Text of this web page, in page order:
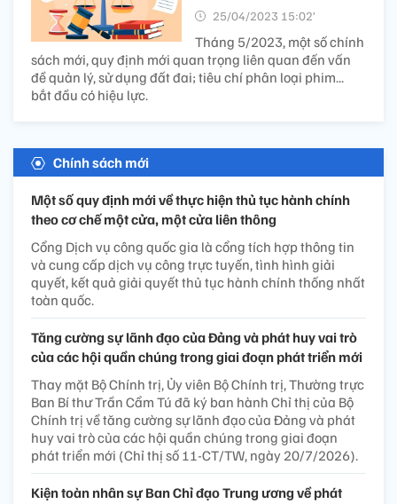
25/04/2023 15:02’
Tháng 5/2023, một số chính
sách mới, quy định mới quan trọng liên quan đến vấn
đề quản lý, sử dụng đất đai; tiêu chí phân loại phim...
bắt đầu có hiệu lực.
Chính sách mới
Một số quy định mới về thực hiện thủ tục hành chính
theo cơ chế một cửa, một cửa liên thông
Cổng Dịch vụ công quốc gia là cổng tích hợp thông tin
và cung cấp dịch vụ công trực tuyến, tình hình giải
quyết, kết quả giải quyết thủ tục hành chính thống nhất
toàn quốc.
Tăng cường sự lãnh đạo của Đảng và phát huy vai trò
của các hội quần chúng trong giai đoạn phát triển mới
Thay mặt Bộ Chính trị, Ủy viên Bộ Chính trị, Thường trực
Ban Bí thư Trần Cẩm Tú đã ký ban hành Chỉ thị của Bộ
Chính trị về tăng cường sự lãnh đạo của Đảng và phát
huy vai trò của các hội quần chúng trong giai đoạn
phát triển mới (Chỉ thị số 11-CT/TW, ngày 20/7/2026).
Kiện toàn nhân sự Ban Chỉ đạo Trung ương về phát